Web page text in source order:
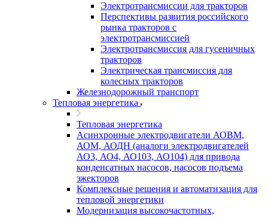
Электротрансмиссии для тракторов
Перспективы развития российского
рынка тракторов с
электротрансмиссией
Электротрансмиссия для гусеничных
тракторов
Электрическая трансмиссия для
колесных тракторов
Железнодорожный транспорт
Тепловая энергетика
Тепловая энергетика
Асинхронные электродвигатели АОВМ,
АОМ, АОДН (аналоги электродвигателей
АО3, АО4, АО103, АО104) для привода
конденсатных насосов, насосов подъема
эжекторов
Комплексные решения и автоматизация для
тепловой энергетики
Модернизация высокочастотных,